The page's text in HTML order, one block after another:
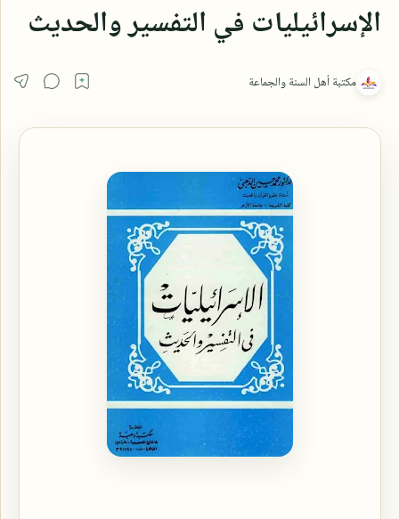
الإسرائيليات في التفسير والحديث